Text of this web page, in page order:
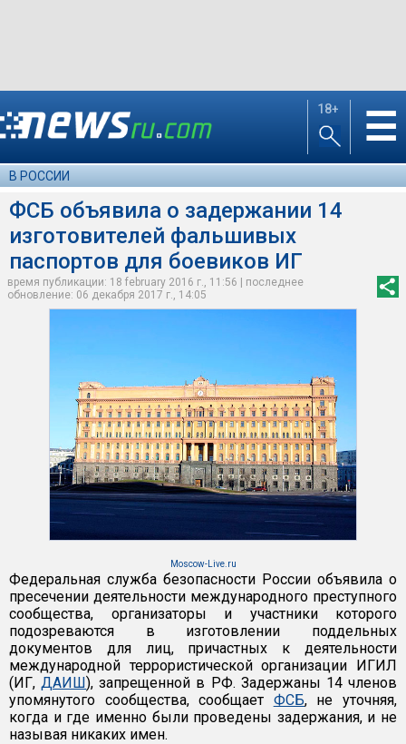
18+ ☰
В РОССИИ
ФСБ объявила о задержании 14
изготовителей фальшивых
паспортов для боевиков ИГ
время публикации: 18 february 2016 г., 11:56 | последнее
обновление: 06 декабря 2017 г., 14:05
Moscow-Live.ru
Федеральная служба безопасности России объявила о
пресечении деятельности международного преступного
сообщества, организаторы и участники которого
подозреваются в изготовлении поддельных
документов для лиц, причастных к деятельности
международной террористической организации ИГИЛ
(ИГ, ДАИШ), запрещенной в РФ. Задержаны 14 членов
упомянутого сообщества, сообщает ФСБ, не уточняя,
когда и где именно были проведены задержания, и не
называя никаких имен.